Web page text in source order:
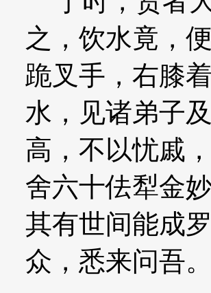
之，饮水竟，
跪叉手，右膝
水，见诸弟子
高，不以忧戚
舍六十佉犁金
其有世间能成
众，悉来问吾。